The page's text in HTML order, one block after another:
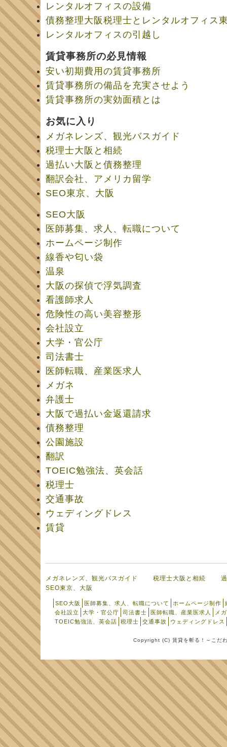
レンタルオフィスの設備
債務整理大阪税理士とレンタルオフィス
レンタルオフィスの引越し
賃貸事務所の必見情報
安い初期費用の賃貸事務所
賃貸事務所の備品を充実させよう
賃貸事務所の実効面積とは
お気に入り
メガネレンズ、観光バスガイド
税理士大阪と相続
過払い大阪と債務整理
翻訳会社、アメリカ留学
SEO東京、大阪
SEO大阪
医師募集、求人、転職について
ホームページ制作
線香や匂い袋
温泉
大阪の探偵で浮気調査
看護師求人
危険性の高い美容整形
会社設立
大学・官公庁
司法書士
医師転職、産業医求人
メガネ
弁護士
大阪で過払い金返還請求
債務整理
公園施設
翻訳
TOEIC勉強法、英会話
税理士
交通事故
ウェディングドレス
賃貸
メガネレンズ、観光バスガイド 税理士大阪と相続
SEO東京、大阪
SEO大阪 医師募集、求人、転職について ホームページ制作
会社設立
大学・官公庁 司法書士 医師転職、産業医求人
メ
TOEIC勉強法、英会話
税理士 交通事故 ウェディングドレス
Copyright (C) 賃貸を斬る！～こだ